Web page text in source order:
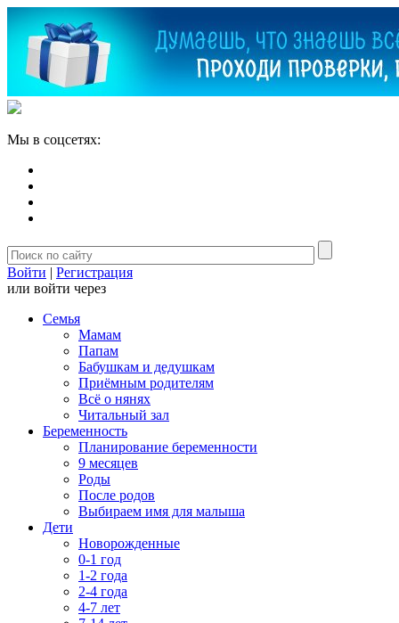
Мы в соцсетях:
Войти | Регистрация
или войти через
Семья
Мамам
Папам
Бабушкам и дедушкам
Приёмным родителям
Всё о нянях
Читальный зал
Беременность
Планирование беременности
9 месяцев
Роды
После родов
Выбираем имя для малыша
Дети
Новорожденные
0-1 год
1-2 года
2-4 года
4-7 лет